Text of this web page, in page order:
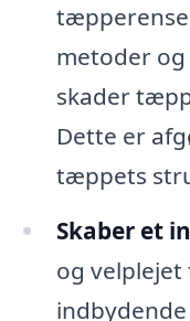
metoder
skader
Dette er
tæppets
Skaber et
og